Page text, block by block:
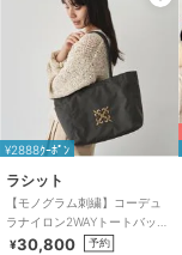
¥2888ｸｰﾎﾟﾝ
ラシット
【モノグラム刺繍】コーデュ
ラナイロン2WAYトートバッグ
(CE-1776)
¥30,800 予約